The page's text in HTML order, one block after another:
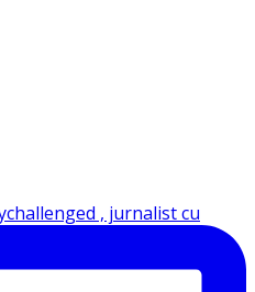
, jurnalist cu